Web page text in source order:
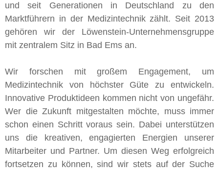
und seit Generationen in Deutschland zu den
Marktführern in der Medizintechnik zählt. Seit 2013
ge­hö­ren wir der Lö­wen­stein-Un­ter­neh­mens­grup­pe
mit zen­tra­lem Sitz in Bad Ems an.
Wir forschen mit großem Engagement, um
Medizintechnik von höchster Güte zu entwickeln.
Innovative Produktideen kommen nicht von ungefähr.
Wer die Zukunft mitgestalten möchte, muss immer
schon einen Schritt voraus sein. Dabei unterstützen
uns die kreativen, engagierten Energien unserer
Mitarbeiter und Partner. Um diesen Weg erfolgreich
fortsetzen zu können, sind wir stets auf der Suche